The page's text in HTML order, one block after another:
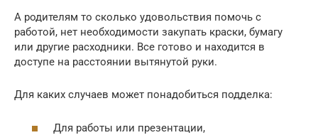
А родителям то сколько удовольствия помочь с
работой, нет необходимости закупать краски, бумагу
или другие расходники. Все готово и находится в
доступе на расстоянии вытянутой руки.
Для каких случаев может понадобиться подделка:
Для работы или презентации,